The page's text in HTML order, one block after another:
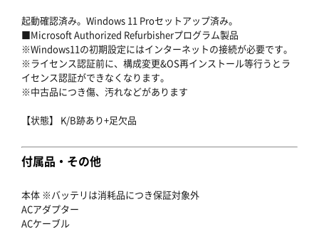
起動確認済み。Windows 11 Proセットアップ済み。
■Microsoft Authorized Refurbisherプログラム製品
※Windows11の初期設定にはインターネットの接続が必要です。
※ライセンス認証前に、構成変更&OS再インストール等行うとラ
イセンス認証ができなくなります。
※中古品につき傷、汚れなどがあります
【状態】 K/B跡あり+足欠品
付属品・その他
本体 ※バッテリは消耗品につき保証対象外
ACアダプター
ACケーブル